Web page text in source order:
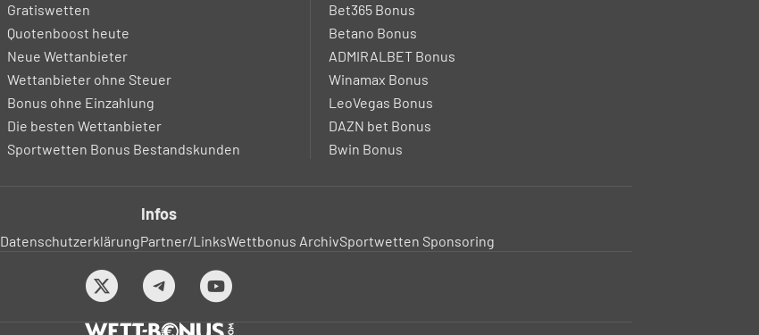
Gratiswetten
Quotenboost heute
Neue Wettanbieter
Wettanbieter ohne Steuer
Bonus ohne Einzahlung
Die besten Wettanbieter
Sportwetten Bonus Bestandskunden
Bet365 Bonus
Betano Bonus
ADMIRALBET Bonus
Winamax Bonus
LeoVegas Bonus
DAZN bet Bonus
Bwin Bonus
Infos
DatenschutzerklärungPartner/LinksWettbonus ArchivSportwetten Sponsoring